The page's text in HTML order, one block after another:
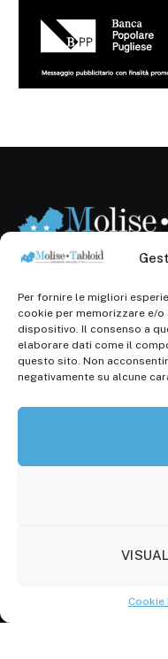
Per fornire le migliori
cookie per memorizzare e/
dispositivo. Il consenso a
elaborare dati come il
questo sito. Non
negativamente su alcune
Cookie
Registr. presso il
14.11.2013, Cron. 1254
Roc: iscrizione n°
30.04.2015)
P.Iva: 01707150700